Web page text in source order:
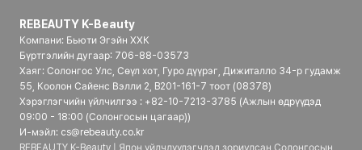
REBEAUTY K-Beauty
Компани: Бьюти Эгэйн ХХК
Бүртгэлийн дугаар: 706-88-03573
Хаяг: Солонгос Улс, Сөүл хот, Гуро дүүрэг, Дижиталло 34-р гудамж
55, Коолон Сайенс Вэлли 2, B201-161-7 тоот (08378)
Хэрэглэгчийн үйлчилгээ : +82-10-7213-3785 (Ажлын өдрүүдэд
09:00 - 18:00 (Солонгосын цагаар))
И-мэйл: cs@rebeauty.co.kr
REBEAUTY K-Beauty | Япон үйлчлүүлэгчдэд зориулсан Солонгосын